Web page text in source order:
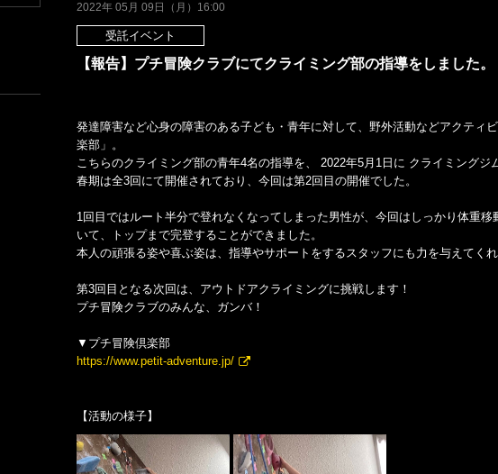
2022年 05月 09日（月）16:00
受託イベント
【報告】プチ冒険クラブにてクライミング部の指導をしました。
発達障害など心身の障害のある子ども・青年に対して、野外活動などアクティ
楽部」。
こちらのクライミング部の青年4名の指導を、 2022年5月1日に クライミングジ
春期は全3回にて開催されており、今回は第2回目の開催でした。
1回目ではルート半分で登れなくなってしまった男性が、今回はしっかり体重
いて、トップまで完登することができました。
本人の頑張る姿や喜ぶ姿は、指導やサポートをするスタッフにも力を与えてく
第3回目となる次回は、アウトドアクライミングに挑戦します！
プチ冒険クラブのみんな、ガンバ！
▼プチ冒険倶楽部
https://www.petit-adventure.jp/
【活動の様子】